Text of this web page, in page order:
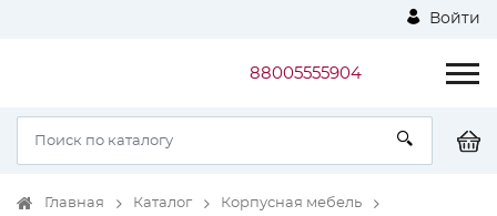
Войти
88005555904
Главная Каталог
Корпусная мебель